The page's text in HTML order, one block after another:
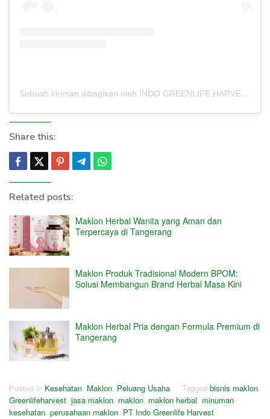
Sebuah kiriman dibagikan oleh INDO GREENLIFE HARVEST – PABRIK MAKLON (@indogreenlifeharvest)
Share this:
Related posts:
Maklon Herbal Wanita yang Aman dan
Terpercaya di Tangerang
Maklon Produk Tradisional Modern BPOM:
Solusi Membangun Brand Herbal Masa Kini
Maklon Herbal Pria dengan Formula Premium di
Tangerang
Posted in Kesehatan, Maklon, Peluang Usaha Tagged bisnis maklon,
Greenlifeharvest, jasa maklon, maklon, maklon herbal, minuman
kesehatan, perusahaan maklon, PT Indo Greenlife Harvest